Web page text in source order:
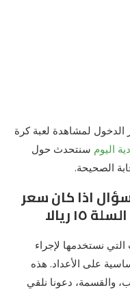
الدخول لمشاهدة لعبة كرة
اليوم سنتحدث حول
الصحيحة.
اذا كان سعر
ريالا
نستخدمها لإجراء
على الأعداد. هذه
والقسمة، دعونا نلقي